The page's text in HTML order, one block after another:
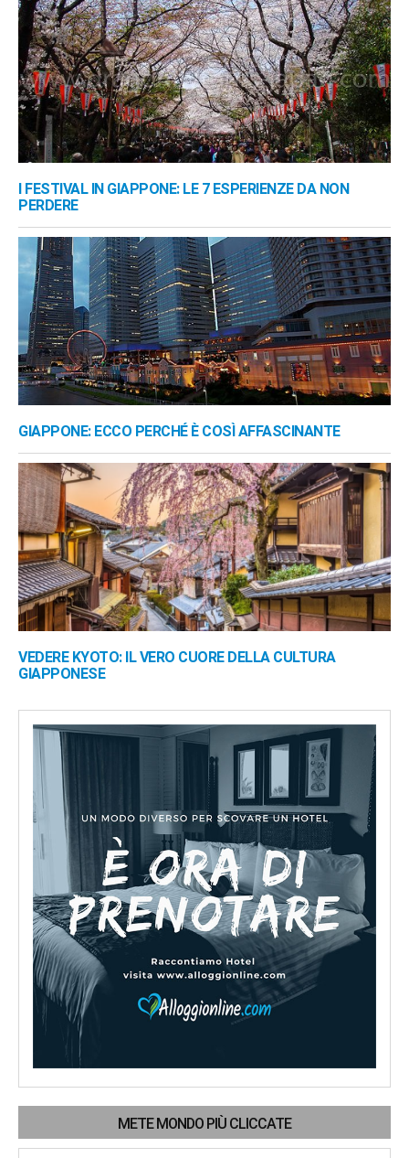
I FESTIVAL IN GIAPPONE: LE 7 ESPERIENZE DA NON
PERDERE
GIAPPONE: ECCO PERCHÉ È COSÌ AFFASCINANTE
VEDERE KYOTO: IL VERO CUORE DELLA CULTURA
GIAPPONESE
METE MONDO PIÙ CLICCATE